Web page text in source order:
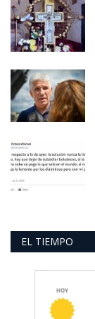
EL TIEMPO